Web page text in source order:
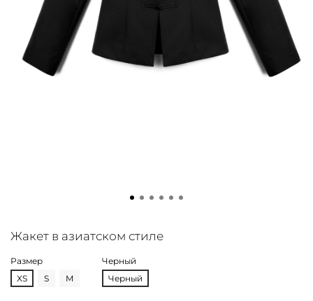
Жакет в азиатском стиле
Размер
XS
S M
Черный
Черный